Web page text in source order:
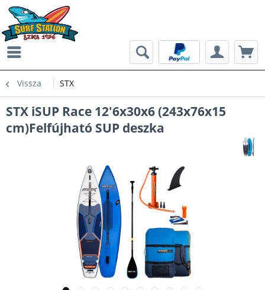
Vissza STX
STX iSUP Race 12'6x30x6 (243x76x15
cm)Felfújható SUP deszka